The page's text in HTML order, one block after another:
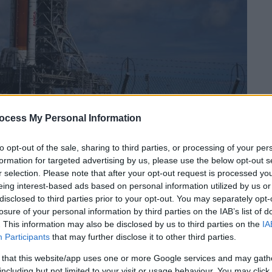
My Personal Information
opt-out of the sale, sharing to third parties, or processing of your
for targeted advertising by us, please use the below opt-out
selection. Please note that after your opt-out request is processed
interest-based ads based on personal information utilized by us
to third parties prior to your opt-out. You may separately
of your personal information by third parties on the IAB’s list of
This information may also be disclosed by us to third parties on the
Participants that may further disclose it to other third parties.
that this website/app uses one or more Google services and may
σήμερα την αποστολή Artemis I
System αντιμετώπισε κάποια
από τότε που ο πύραυλος άρχισε
Η ομάδα Artemis αξιολογεί τις
επηρεάζουν την εκτόξευση.